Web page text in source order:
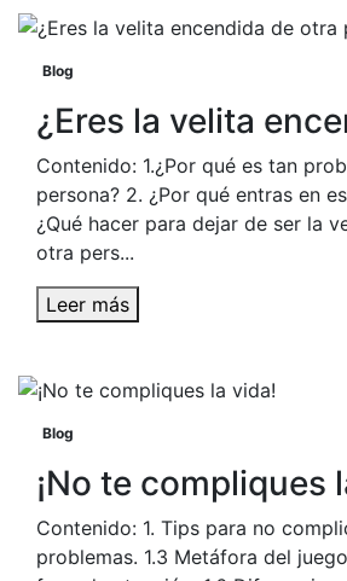
Blog
¿Eres la velita
Contenido: 1.¿Por qué es tan
persona? 2. ¿Por qué entras en
¿Qué hacer para dejar de ser la
otra pers...
Leer más
Blog
¡No te compliques
Contenido: 1. Tips para no
problemas. 1.3 Metáfora del